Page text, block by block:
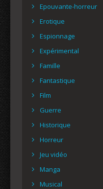
Epouvante-horreur
Erotique
Espionnage
Expérimental
Famille
Fantastique
Film
Guerre
Historique
Horreur
Jeu vidéo
Manga
Musical